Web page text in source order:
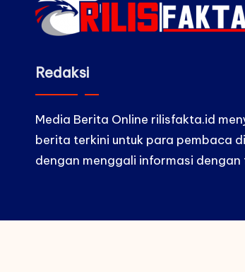
Redaksi
Media Berita Online rilisfakta.id
berita terkini untuk para pembaca
dengan menggali informasi dengan